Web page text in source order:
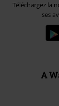
Téléchargez la
ses
A